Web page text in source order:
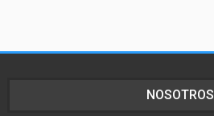
NOSOTROS